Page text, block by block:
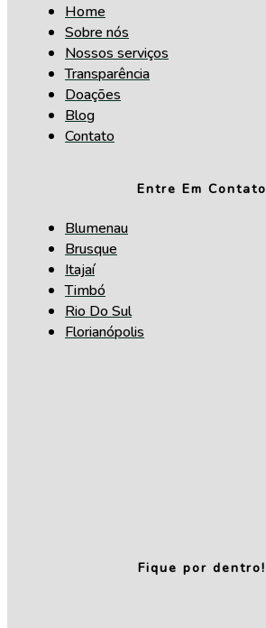
Home
Sobre nós
Nossos serviços
Transparência
Doações
Blog
Contato
Entre Em Contato
Blumenau
Brusque
Itajaí
Timbó
Rio Do Sul
Florianópolis
Fique por dentro!